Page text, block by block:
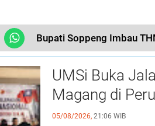
Bupati Soppeng Imbau
UMSi Buka
Magang di
05/08/2026, 21:06 WIB